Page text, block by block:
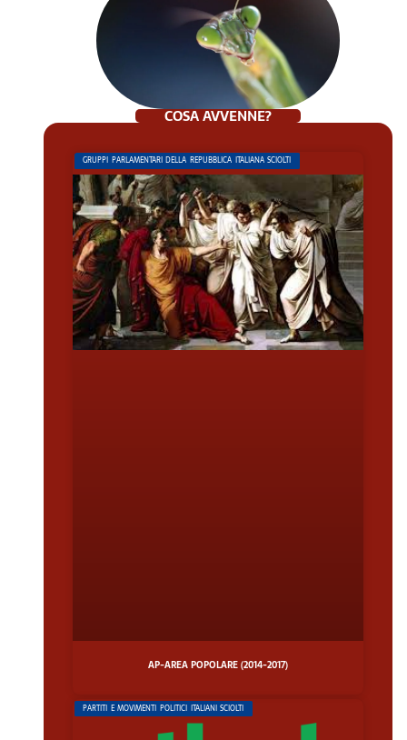
COSA AVVENNE?
GRUPPI PARLAMENTARI DELLA REPUBBLICA ITALIANA SCIOLTI
AP-AREA POPOLARE (2014-2017)
PARTITI E MOVIMENTI POLITICI ITALIANI SCIOLTI